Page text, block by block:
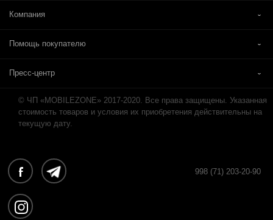
Компания
Помощь покупателю
Пресс-центр
© ЧП «MOBILEZONE» 2017-2020. Все права защищены. Указанная
стоимость товаров и условия их приобретения действительны на
текущую дату.
998 (71) 203-20-90